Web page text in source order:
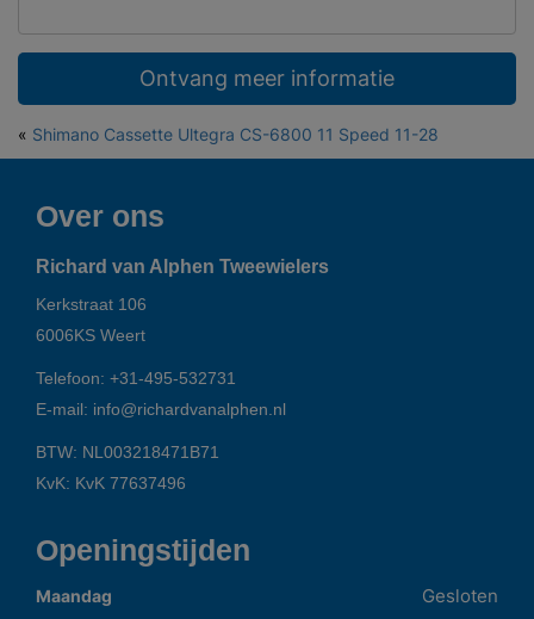
Ontvang meer informatie
« Shimano Cassette Ultegra CS-6800 11 Speed 11-28
Over ons
Richard van Alphen Tweewielers
Kerkstraat 106
6006KS Weert
Telefoon: +31-495-532731
E-mail: info@richardvanalphen.nl
BTW: NL003218471B71
KvK: KvK 77637496
Openingstijden
Maandag Gesloten